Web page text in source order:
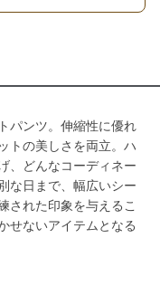
パンツ。伸縮性に優れ
トの美しさを両立。ハ
、どんなコーディネー
な日まで、幅広いシー
された印象を与えるこ
せないアイテムとなる